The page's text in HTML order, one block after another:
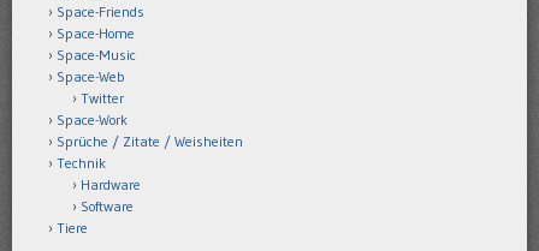
Space-Friends
Space-Home
Space-Music
Space-Web
Twitter
Space-Work
Sprüche / Zitate / Weisheiten
Technik
Hardware
Software
Tiere